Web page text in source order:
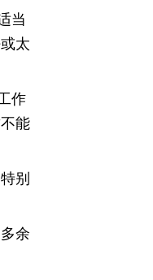
当
太
作
能
别
余